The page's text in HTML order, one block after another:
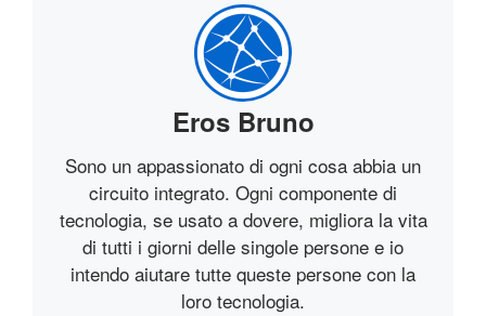
Eros Bruno
Sono un appassionato di ogni cosa abbia un
circuito integrato. Ogni componente di
tecnologia, se usato a dovere, migliora la vita
di tutti i giorni delle singole persone e io
intendo aiutare tutte queste persone con la
loro tecnologia.